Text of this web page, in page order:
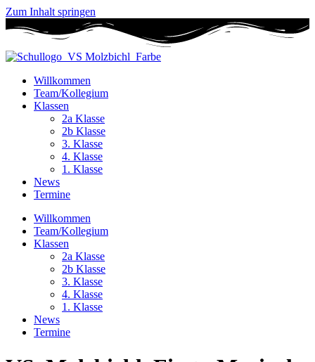
Zum Inhalt springen
Willkommen
Team/Kollegium
Klassen
2a Klasse
2b Klasse
3. Klasse
4. Klasse
1. Klasse
News
Termine
Willkommen
Team/Kollegium
Klassen
2a Klasse
2b Klasse
3. Klasse
4. Klasse
1. Klasse
News
Termine